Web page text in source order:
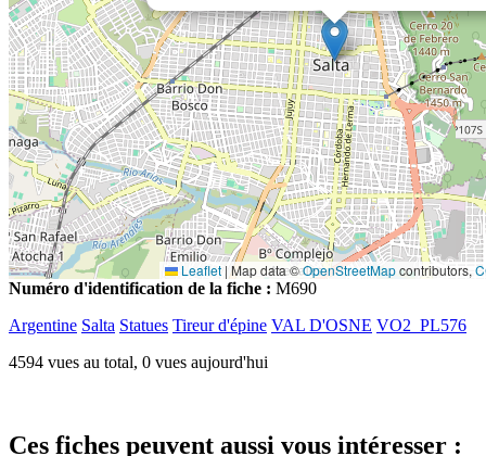
Leaflet |Map data ©OpenStreetMapcontributors,
Numéro d'identification de la fiche : M690
Argentine Salta Statues Tireur d'épine VAL D'OSNE VO2_PL576
4594 vues au total, 0 vues aujourd'hui
Ces fiches peuvent aussi vous intéresser :